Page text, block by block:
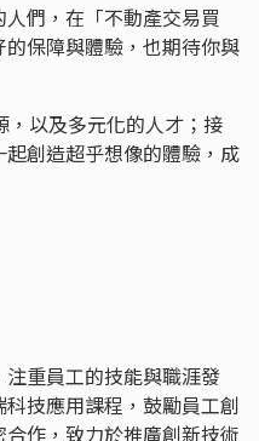
們，在「不動產交易買
保障與體驗，也期待你與
，以及多元化的人才；接
創造超乎想像的體驗，成
重員工的技能與職涯發
技應用課程，鼓勵員工創
作，致力於推廣創新技術